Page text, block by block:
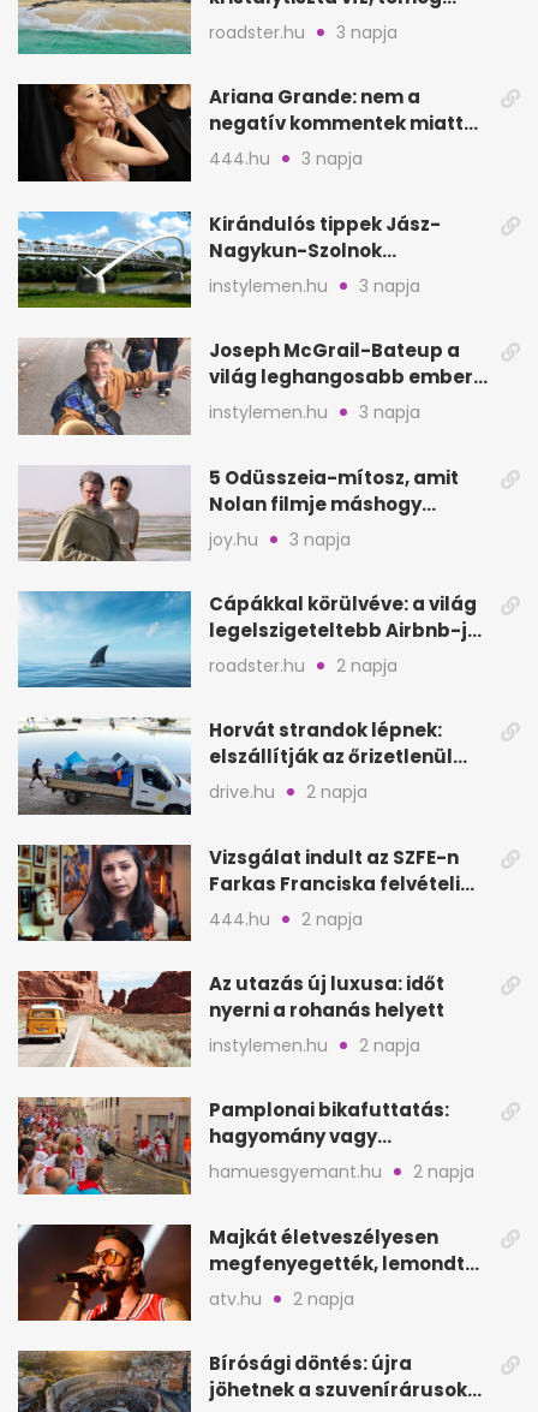
nélkül
roadster.hu 3 napja
Ariana Grande: nem a
negatív kommentek miatt
vonul vissza
444.hu 3 napja
Kirándulós tippek Jász-
Nagykun-Szolnok
megyében: 6 kihagyhatatlan
hely
instylemen.hu 3 napja
Joseph McGrail-Bateup a
világ leghangosabb embere
lett Ausztráliából
instylemen.hu 3 napja
5 Odüsszeia-mítosz, amit
Nolan filmje máshogy
mutat, mint Homérosz
joy.hu 3 napja
Cápákkal körülvéve: a világ
legelszigeteltebb Airbnb-je
a nyílt tengeren
roadster.hu 2 napja
Horvát strandok lépnek:
elszállítják az őrizetlenül
hagyott törölközőket
drive.hu 2 napja
Vizsgálat indult az SZFE-n
Farkas Franciska felvételi
videója után
444.hu 2 napja
Az utazás új luxusa: időt
nyerni a rohanás helyett
instylemen.hu 2 napja
Pamplonai bikafuttatás:
hagyomány vagy
értelmetlen vérontás?
hamuesgyemant.hu 2 napja
Majkát életveszélyesen
megfenyegették, lemondta
a sepsiszentgyörgyi
atv.hu 2 napja
Bírósági döntés: újra
jöhetnek a szuvenírárusok